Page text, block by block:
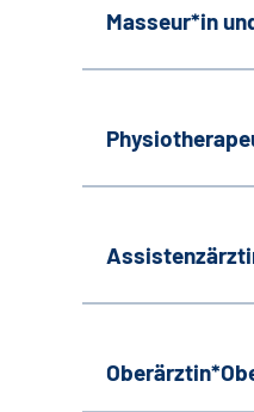
Masseur*in